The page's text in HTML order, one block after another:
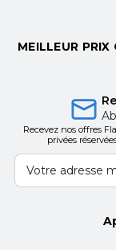
MEILLEUR PRIX
Recevez nos offres
privées